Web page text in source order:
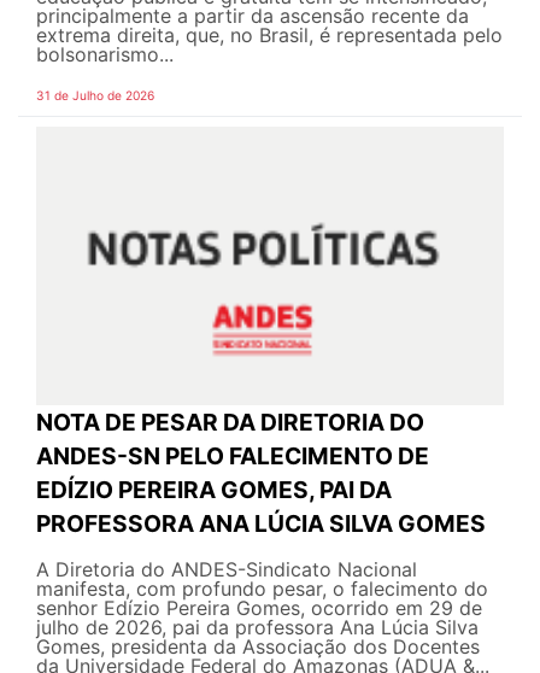
principalmente a partir da ascensão recente da
extrema direita, que, no Brasil, é representada pelo
bolsonarismo...
31 de Julho de 2026
NOTA DE PESAR DA DIRETORIA DO
ANDES-SN PELO FALECIMENTO DE
EDÍZIO PEREIRA GOMES, PAI DA
PROFESSORA ANA LÚCIA SILVA GOMES
A Diretoria do ANDES-Sindicato Nacional
manifesta, com profundo pesar, o falecimento do
senhor Edízio Pereira Gomes, ocorrido em 29 de
julho de 2026, pai da professora Ana Lúcia Silva
Gomes, presidenta da Associação dos Docentes
da Universidade Federal do Amazonas (ADUA &...